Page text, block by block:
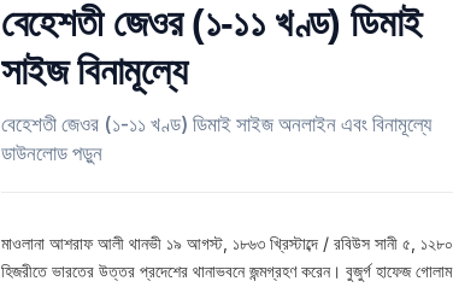
বেহেশতী জেওর (১-১১ খণ্ড) ডিমাই
সাইজ বিনামূল্যে
বেহেশতী জেওর (১-১১ খণ্ড) ডিমাই সাইজ অনলাইন এবং বিনামূল্যে
ডাউনলোড পড়ুন
মাওলানা আশরাফ আলী থানভী ১৯ আগস্ট, ১৮৬৩ খ্রিস্টাব্দে / রবিউস সানী ৫, ১২৮০
হিজরীতে ভারতের উত্তর প্রদেশের থানাভবনে জন্মগ্রহণ করেন। বুজুর্গ হাফেজ গোলাম